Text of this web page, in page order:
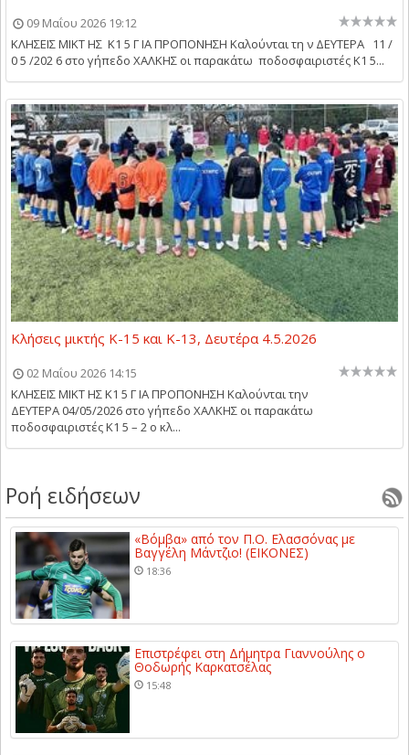
09 Μαΐου 2026 19:12
ΚΛΗΣΕΙΣ ΜΙΚΤ ΗΣ Κ1 5 Γ ΙΑ ΠΡΟΠΟΝΗΣΗ Καλούνται τη ν ΔΕΥΤΕΡΑ 11 /
0 5 /202 6 στο γήπεδο ΧΑΛΚΗΣ οι παρακάτω ποδοσφαιριστές Κ1 5...
Κλήσεις μικτής Κ-15 και Κ-13, Δευτέρα 4.5.2026
02 Μαΐου 2026 14:15
ΚΛΗΣΕΙΣ ΜΙΚΤ ΗΣ Κ1 5 Γ ΙΑ ΠΡΟΠΟΝΗΣΗ Kαλούνται την
ΔΕΥΤΕΡΑ 04/05/2026 στο γήπεδο ΧΑΛΚΗΣ οι παρακάτω
ποδοσφαιριστές Κ1 5 – 2 ο κλ...
Ροή ειδήσεων
«Βόμβα» από τον Π.Ο. Ελασσόνας με
Βαγγέλη Μάντζιο! (ΕΙΚΟΝΕΣ)
18:36
Επιστρέφει στη Δήμητρα Γιαννούλης ο
Θοδωρής Καρκατσέλας
15:48